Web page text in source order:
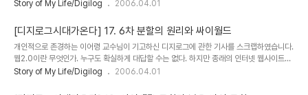
메모장의 내용이 그대로 PC나 휴대전화로 전송되는 아노토(anoto)의 펜이 개발됐다. 물론
로 기록 보존된다. 펜촉에 달린 카메라가 사람 눈에 띄지 않는 무수한 점을 인식한다. 그 특수
지의 패턴을 모두 합치면 유라시아 대륙만한 스케치 북이 된다고 하니 SF로 착각하는 사람
들이 많겠지만 현재 노키아 6630/보더폰 702NK에서도 사용되고 있는 현실 속의 이야기
이다. 이 펜의 개발자인 파헤우스 박사는 수학자.물리학자만이 아니라 신경생리학자라는 ..
Story of My Life/Digilog 2006.04.01
[디지로그시대가온다] 17. 6차 분할의 원리와 싸이월드
개인적으로 존경하는 이어령 교수님이 기고하신 디지로그에 관한 기사를 스크랩하였습니다.
웹2.0이란 무엇인가. 누구도 확실하게 대답할 수는 없다. 하지만 종래의 인터넷 웹사이트와
비교해 보면 짐작이 갈 것이다. '더블 클릭'의 검색엔진이 1.0의 구버전이라면 '구글'은 2.0
Story of My Life/Digilog 2006.04.01